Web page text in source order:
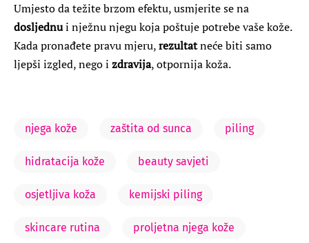
Umjesto da težite brzom efektu, usmjerite se na
dosljednui nježnu njegu koja poštuje potrebe vaše kože.
Kada pronađete pravu mjeru,rezultatneće biti samo
ljepši izgled, nego i zdravija, otpornija koža.
njega kože zaštita od sunca piling
hidratacija kože beauty savjeti
osjetljiva koža kemijski piling
skincare rutina proljetna njega kože